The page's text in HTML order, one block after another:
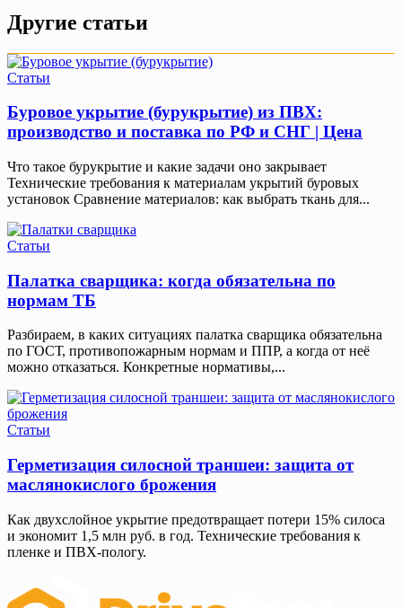
Другие статьи
Статьи
Буровое укрытие (бурукрытие) из ПВХ:
производство и поставка по РФ и СНГ | Цена
Что такое бурукрытие и какие задачи оно закрывает
Технические требования к материалам укрытий буровых
установок Сравнение материалов: как выбрать ткань для...
Статьи
Палатка сварщика: когда обязательна по
нормам ТБ
Разбираем, в каких ситуациях палатка сварщика обязательна
по ГОСТ, противопожарным нормам и ППР, а когда от неё
можно отказаться. Конкретные нормативы,...
Статьи
Герметизация силосной траншеи: защита от
маслянокислого брожения
Как двухслойное укрытие предотвращает потери 15% силоса
и экономит 1,5 млн руб. в год. Технические требования к
пленке и ПВХ-пологу.